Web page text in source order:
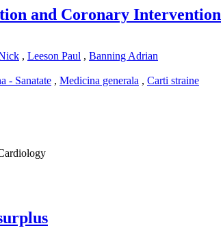
and Coronary Intervention
, Leeson Paul , Banning Adrian
- Sanatate , Medicina generala , Carti straine